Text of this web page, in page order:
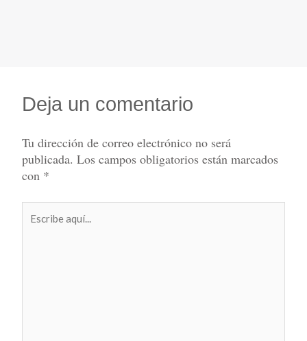
Deja un comentario
Tu dirección de correo electrónico no será
publicada. Los campos obligatorios están marcados
con *
aquí...